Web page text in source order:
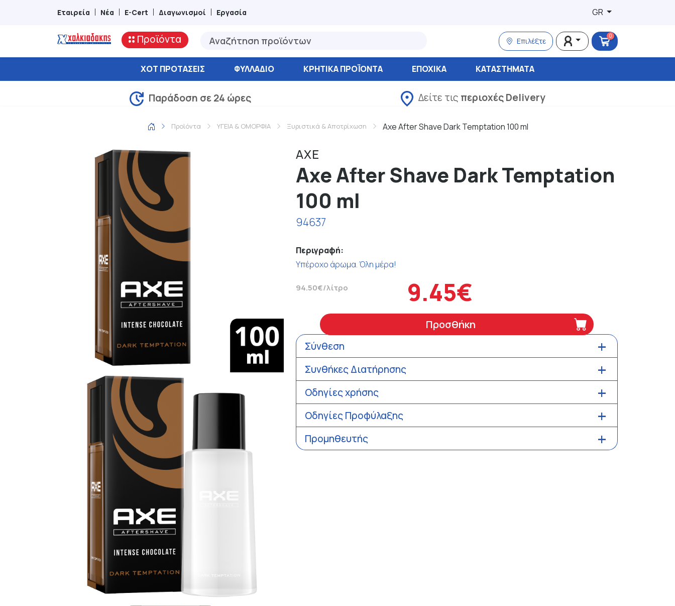
Εταιρεία Νέα E-Cert Διαγωνισμοί Εργασία GR
Προϊόντα Επιλέξτε
0
ΧΟΤ ΠΡΟΤΆΣΕΙΣ ΦΥΛΛΆΔΙΟ ΚΡΗΤΙΚΑ ΠΡΟΪΟΝΤΑ ΕΠΟΧΙΚΑ ΚΑΤΑΣΤΉΜΑΤΑ
Παράδοση σε 24 ώρες Δείτε τις περιοχές Delivery
Προϊόντα ΥΓΕΙΑ & ΟΜΟΡΦΙΑ Ξυριστικά & Αποτρίχωση Axe After Shave Dark Temptation 100 ml
AXE
Axe After Shave Dark Temptation
100 ml
94637
Περιγραφή:
Υπέροχο άρωμα. Όλη μέρα!
94.50€/λίτρο 9.45€
Προσθήκη
Σύνθεση
Συνθήκες Διατήρησης
Οδηγίες χρήσης
Οδηγίες Προφύλαξης
Προμηθευτής